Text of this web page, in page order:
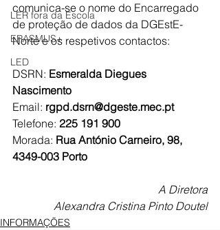
LER fora da Escola
ERASMUS+
LED
comunica-se o nome do Encarregado
de proteção de dados da DGEstE-
Norte e os respetivos contactos:
DSRN: Esmeralda Diegues
Nascimento
Email: rgpd.dsrn@dgeste.mec.pt
Telefone: 225 191 900
Morada: Rua António Carneiro, 98,
4349-003 Porto
A Diretora
Alexandra Cristina Pinto Doutel
INFORMAÇÕES